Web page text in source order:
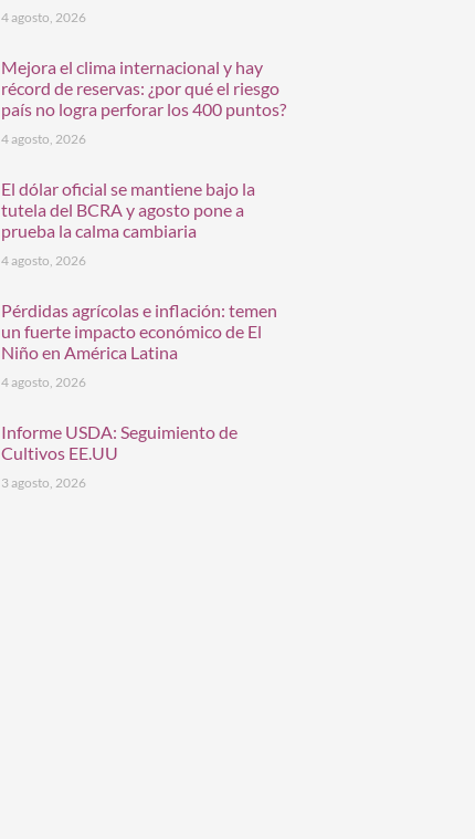
4 agosto, 2026
Mejora el clima internacional y hay
récord de reservas: ¿por qué el riesgo
país no logra perforar los 400 puntos?
4 agosto, 2026
El dólar oficial se mantiene bajo la
tutela del BCRA y agosto pone a
prueba la calma cambiaria
4 agosto, 2026
Pérdidas agrícolas e inflación: temen
un fuerte impacto económico de El
Niño en América Latina
4 agosto, 2026
Informe USDA: Seguimiento de
Cultivos EE.UU
3 agosto, 2026